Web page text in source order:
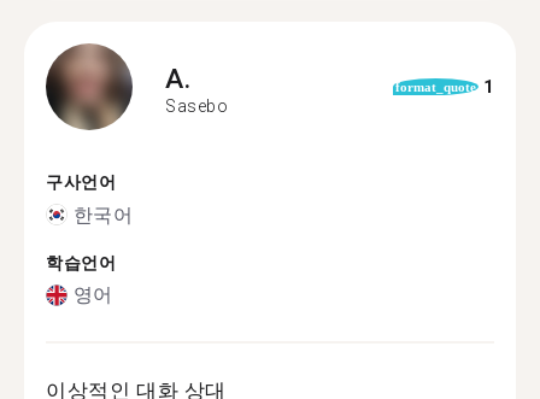
A.
Sasebo
format_quote 1
구사언어
한국어
학습언어
영어
이상적인 대화 상대